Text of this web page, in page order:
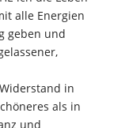
alle Energien
geben und
in
als in
und